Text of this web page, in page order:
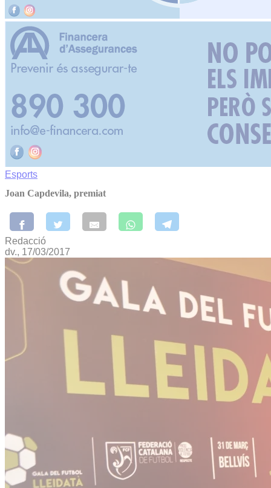
Esports
Joan Capdevila, premiat
Redacció
dv., 17/03/2017